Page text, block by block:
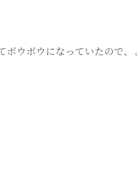
ボウになっていたので、